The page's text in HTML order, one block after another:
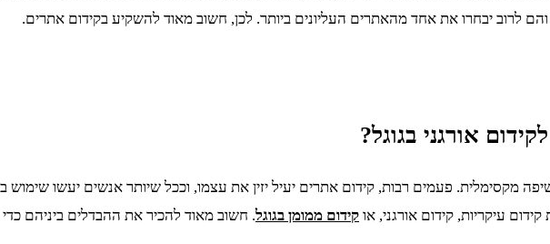
לרוב יבחרו את אחד מהאתרים העליונים ביותר. לכן, חשוב מאוד להשקיע בקידום אתרים.
אורגני בגוגל?
פעמים רבות, קידום אתרים יעיל יזין את עצמו, וככל שיותר אנשים יעשו שימוש
עיקריות, קידום אורגני, או קידום ממומן בגוגל. חשוב מאוד להכיר את ההבדלים ביניהם